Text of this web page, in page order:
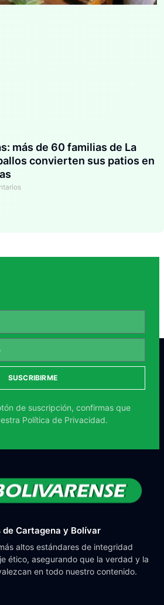
más de 60 familias de La
convierten sus patios en
SUSCRIBIRME
de suscripción, confirmas que
Política de Privacidad.
de Cartagena y Bolívar
altos estándares de integridad
ético, asegurando que la verdad y la
en todo nuestro contenido.